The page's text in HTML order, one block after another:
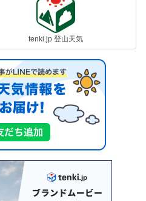
tenki.jp 登山天気